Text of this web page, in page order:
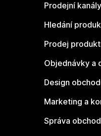
Prodejní kanály
Hledání
Prodej
Objednávky a
Design
Marketing a
Správa